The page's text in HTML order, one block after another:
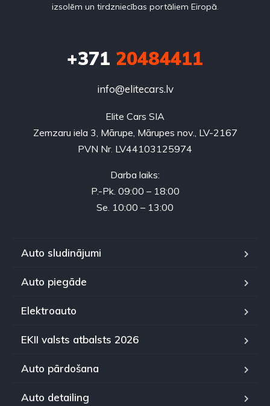
izsolēm un tirdzniecības portāliem Eiropā.
+371 20484411
info@elitecars.lv
Elite Cars SIA
Zemzaru iela 3, Mārupe, Mārupes nov., LV-2167
PVN Nr. LV44103125974
Darba laiks:
P.-Pk. 09:00 – 18:00
Se. 10:00 – 13:00
Auto sludinājumi
Auto piegāde
Elektroauto
EKII valsts atbalsts 2026
Auto pārdošana
Auto detailing